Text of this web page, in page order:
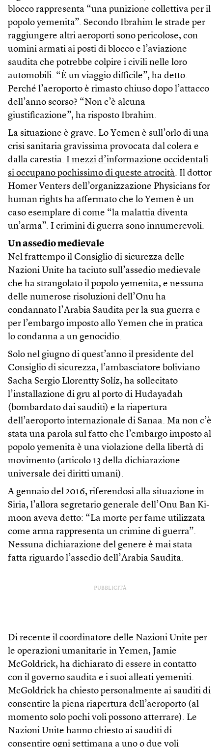
blocco rappresenta “una punizione collettiva per il
popolo yemenita”. Secondo Ibrahim le strade per
raggiungere altri aeroporti sono pericolose, con
uomini armati ai posti di blocco e l’aviazione
saudita che potrebbe colpire i civili nelle loro
automobili. “È un viaggio difficile”, ha detto.
Perché l’aeroporto è rimasto chiuso dopo l’attacco
dell’anno scorso? “Non c’è alcuna
giustificazione”, ha risposto Ibrahim.
La situazione è grave. Lo Yemen è sull’orlo di una
crisi sanitaria gravissima provocata dal colera e
dalla carestia. I mezzi d’informazione occidentali
si occupano pochissimo di queste atrocità. Il dottor
Homer Venters dell’organizzazione Physicians for
human rights ha affermato che lo Yemen è un
caso esemplare di come “la malattia diventa
un’arma”. I crimini di guerra sono innumerevoli.
Un assedio medievale
Nel frattempo il Consiglio di sicurezza delle
Nazioni Unite ha taciuto sull’assedio medievale
che ha strangolato il popolo yemenita, e nessuna
delle numerose risoluzioni dell’Onu ha
condannato l’Arabia Saudita per la sua guerra e
per l’embargo imposto allo Yemen che in pratica
lo condanna a un genocidio.
Solo nel giugno di quest’anno il presidente del
Consiglio di sicurezza, l’ambasciatore boliviano
Sacha Sergio Llorentty Solíz, ha sollecitato
l’installazione di gru al porto di Hudayadah
(bombardato dai sauditi) e la riapertura
dell’aeroporto internazionale di Sanaa. Ma non c’è
stata una parola sul fatto che l’embargo imposto al
popolo yemenita è una violazione della libertà di
movimento (articolo 13 della dichiarazione
universale dei diritti umani).
A gennaio del 2016, riferendosi alla situazione in
Siria, l’allora segretario generale dell’Onu Ban Ki-
moon aveva detto: “La morte per fame utilizzata
come arma rappresenta un crimine di guerra”.
Nessuna dichiarazione del genere è mai stata
fatta riguardo l’assedio dell’Arabia Saudita.
PUBBLICITÀ
Di recente il coordinatore delle Nazioni Unite per
le operazioni umanitarie in Yemen, Jamie
McGoldrick, ha dichiarato di essere in contatto
con il governo saudita e i suoi alleati yemeniti.
McGoldrick ha chiesto personalmente ai sauditi di
consentire la piena riapertura dell’aeroporto (al
momento solo pochi voli possono atterrare). Le
Nazioni Unite hanno chiesto ai sauditi di
consentire ogni settimana a uno o due voli